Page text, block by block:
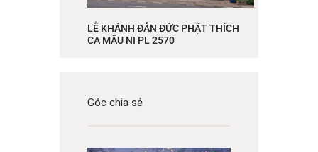
LỄ KHÁNH ĐẢN ĐỨC PHẬT THÍCH
CA MÂU NI PL 2570
Góc chia sẻ